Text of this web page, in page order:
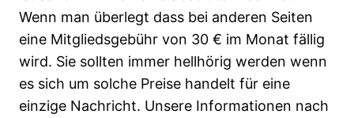
Wenn man überlegt dass bei anderen Seiten
eine Mitgliedsgebühr von 30 € im Monat fällig
wird. Sie sollten immer hellhörig werden wenn
es sich um solche Preise handelt für eine
einzige Nachricht. Unsere Informationen nach